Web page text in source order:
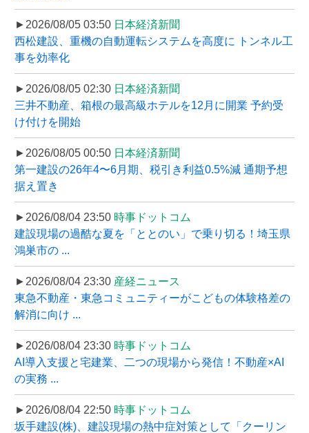
►2026/08/05 03:50 日本経済新聞
西松建設、重機の自動運転システムを高度に トンネル工
事を効率化
►2026/08/05 02:30 日本経済新聞
三井不動産、箱根の最高級ホテルを12月に開業 予約受
け付けを開始
►2026/08/05 00:50 日本経済新聞
第一建設の26年4〜6月期、税引き利益0.5%減 通期予想
据え置き
►2026/08/04 23:50 時事ドットコム
建設現場の過酷な夏を「ととのい」で乗り切る！埼玉県
鴻巣市の ...
►2026/08/04 23:30 産経ニュース
東急不動産・東急コミュニティーがこどもの体験格差の
解消に向け ...
►2026/08/04 23:30 時事ドットコム
AI導入支援と宅建業、二つの現場から発信！不動産×AI
の実務 ...
►2026/08/04 22:50 時事ドットコム
坂手建設(株)、建設現場の熱中症対策として「クーリン